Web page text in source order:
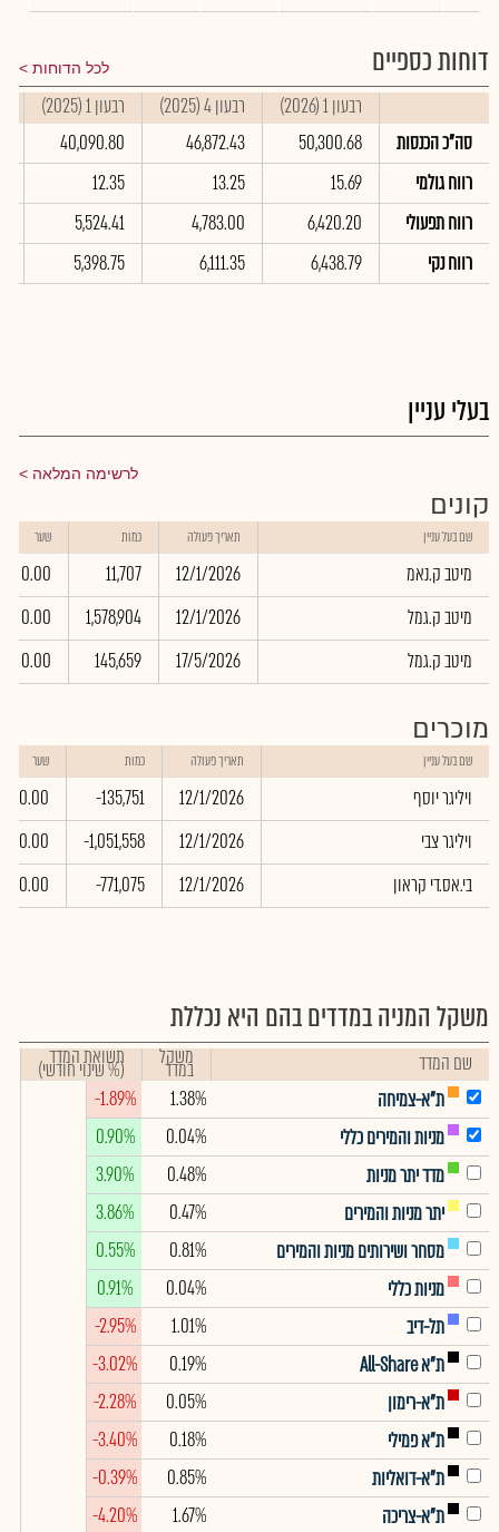
דוחות כספיים לכל הדוחות
רבעון 1 (2026) רבעון 4 (2025) רבעון 1 (2025)
סה"כ הכנסות
50,300.68
46,872.43
40,090.80
רווח גולמי
15.69
13.25
12.35
רווח תפעולי
6,420.20
4,783.00
5,524.41
רווח נקי
6,438.79
6,111.35
5,398.75
בעלי עניין
לרשימה המלאה
קונים
שם בעל עניין תאריך פעולה כמות שער
מיטב ק.נאמ 12/1/2026
11,707
0.00
מיטב ק.גמל
12/1/2026
1,578,904
0.00
מיטב ק.גמל
17/5/2026
145,659
0.00
מוכרים
שם בעל עניין תאריך פעולה כמות שער
ויליגר יוסף 12/1/2026
-135,751
0.00
ויליגר צבי
12/1/2026
-1,051,558
0.00
בי.אס.די קראון
12/1/2026
-771,075
0.00
משקל המניה במדדים בהם היא נכללת
שם המדד משקל
במדד תשואת המדד
(% שינוי חודשי)
ת"א-צמיחה
1.38%
-1.89%
מניות והמירים כללי
0.04%
0.90%
מדד יתר מניות
0.48%
3.90%
יתר מניות והמירים
0.47%
3.86%
מסחר ושירותים מניות והמירים
0.81%
0.55%
מניות כללי
0.04%
0.91%
תל-דיב
1.01%
-2.95%
ת"א All-Share
0.19%
-3.02%
ת"א-רימון
0.05%
-2.28%
ת"א פמילי
0.18%
-3.40%
ת"א-דואליות
0.85%
-0.39%
ת"א-צריכה
1.67%
-4.20%